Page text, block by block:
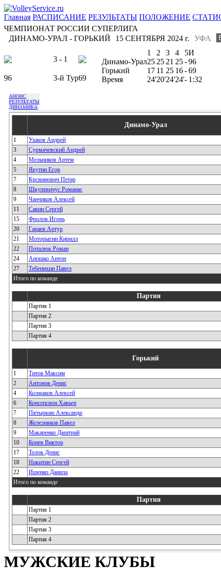
Главная РАСПИСАНИЕ РЕЗУЛЬТАТЫ ПОЛОЖЕНИЕ
ЧЕМПИОНАТ РОССИИ СУПЕРЛИГА
ДИНАМО-УРАЛ - ГОРЬКИЙ
УФА
15 СЕНТЯБРЯ 2024 г.
3 - 1
96 3-й Тур69
1 2 3 4 5И
Динамо-Урал25 25 21 25-96
Горький
17 11 25 16-69
Время
24'20'24'24'- 1:32
АНОНС
РЕЗУЛЬТАТЫ
ДИНАМИКА
Динамо-Урал
1
Ушков Андрей
3
Сурмачевский Андрей
4
Мельников Артем
5
Якутин Егор
7
Крсманович Петар
8
Шкулявичус Романас
9
Чанчиков Алексей
11
Савин Сергей
15
Фролов Игорь
20
Гараев Артур
21
Моторыгин Кирилл
22
Поталюк Роман
24
Аношко Антон
27
Тебенихин Павел
Итого по команде
Партия
Партия 1
Партия 2
Партия 3
Партия 4
Горький
1
Титов Максим
2
Антонов Денис
4
Колмаков Алексей
6
Консепсион Хавьер
7
Пятыркин Александр
8
Железняков Павел
9
Макаренко Дмитрий
10
Конев Виктор
17
Толок Денис
18
Никитин Сергей
22
Ищенко Данила
Итого по команде
Партия
Партия 1
Партия 2
Партия 3
Партия 4
МУЖСКИЕ КЛУБЫ